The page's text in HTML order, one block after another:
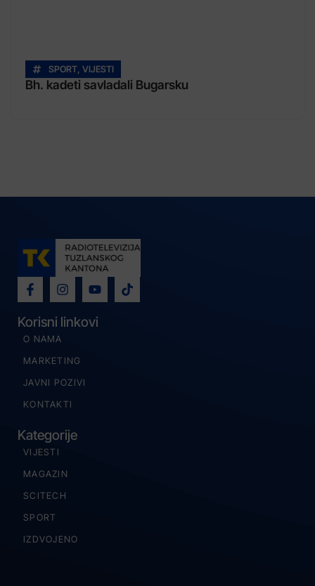
SPORT VIJESTI
Bh. kadeti savladali Bugarsku
Korisni linkovi
O NAMA
MARKETING
JAVNI POZIVI
KONTAKTI
Kategorije
VIJESTI
MAGAZIN
SCITECH
SPORT
IZDVOJENO